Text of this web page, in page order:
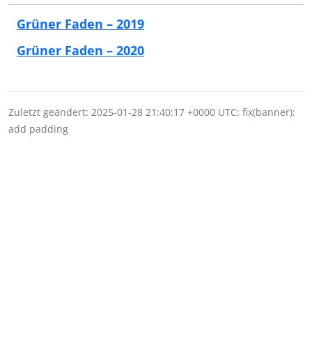
Grüner Faden – 2019
Grüner Faden – 2020
Zuletzt geändert: 2025-01-28 21:40:17 +0000 UTC: fix(banner):
add padding